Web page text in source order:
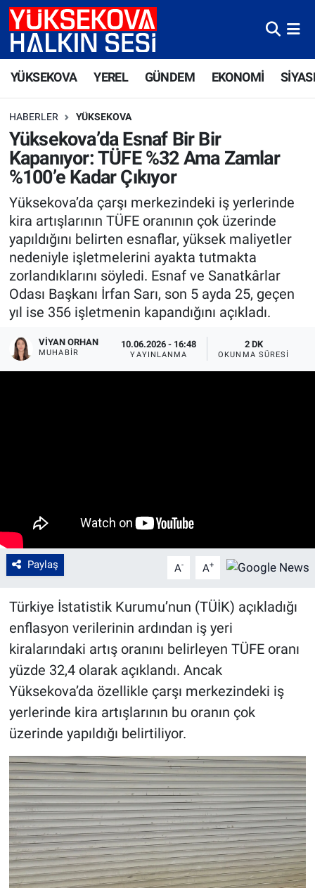
YÜKSEKOVA YEREL GÜNDEM EKONOMİ
HABERLER YÜKSEKOVA
Yüksekova’da Esnaf Bir Bir
Kapanıyor: TÜFE %32 Ama Zamlar
%100’e Kadar Çıkıyor
Yüksekova’da çarşı merkezindeki iş yerlerinde
kira artışlarının TÜFE oranının çok üzerinde
yapıldığını belirten esnaflar, yüksek maliyetler
nedeniyle işletmelerini ayakta tutmakta
zorlandıklarını söyledi. Esnaf ve Sanatkârlar
Odası Başkanı İrfan Sarı, son 5 ayda 25, geçen
yıl ise 356 işletmenin kapandığını açıkladı.
VIYAN ORHAN
MUHABIR
10.06.2026 - 16:48
YAYINLANMA
2 DK
OKUNMA SÜRESI
Paylaş A- A+
Türkiye İstatistik Kurumu’nun (TÜİK) açıkladığı
enflasyon verilerinin ardından iş yeri
kiralarındaki artış oranını belirleyen TÜFE oranı
yüzde 32,4 olarak açıklandı. Ancak
Yüksekova’da özellikle çarşı merkezindeki iş
yerlerinde kira artışlarının bu oranın çok
üzerinde yapıldığı belirtiliyor.
Yüksekova Nöbetçi Eczaneler
Yüksekova Trafik Yoğunluk Haritası
Süper Lig Puan Durumu ve Fikstür
Tüm Manşetler
Son Dakika Haberleri
Haber Arşivi